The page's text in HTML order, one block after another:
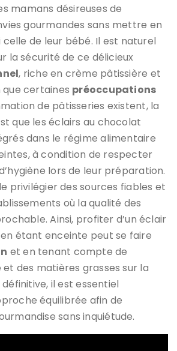
mamans désireuses de
gourmandes sans mettre en
de leur bébé. Il est naturel
la sécurité de ce délicieux
, riche en crème pâtissière et
certaines préoccupations
de pâtisseries existent, la
que les éclairs au chocolat
dans le régime alimentaire
à condition de respecter
lors de leur préparation.
privilégier des sources fiables et
où la qualité des
Ainsi, profiter d’un éclair
étant enceinte peut se faire
et en tenant compte de
et des matières grasses sur la
il est essentiel
équilibrée afin de
sans inquiétude.